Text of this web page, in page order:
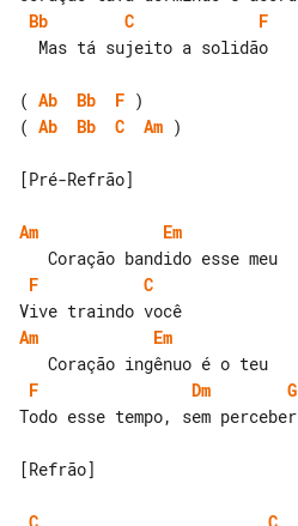
Bb
C
F
( Ab Bb F
( Ab Bb C Am )
[Pré-Refrão]
Am
Em
F
C
Am
Em
F
Dm
G
Todo esse tempo, sem perceber
[Refrão]